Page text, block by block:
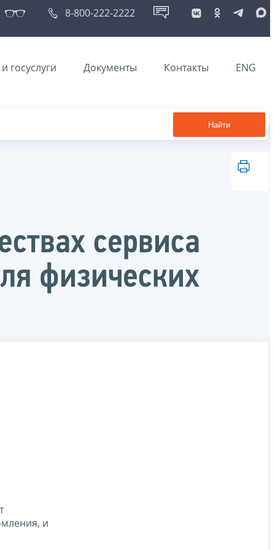
8-800-222-2222
госуслуги Документы Контакты ENG
Найти
сервиса
физических
и